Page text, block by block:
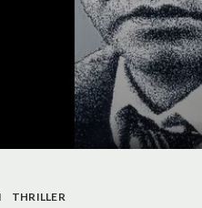
THRILLER